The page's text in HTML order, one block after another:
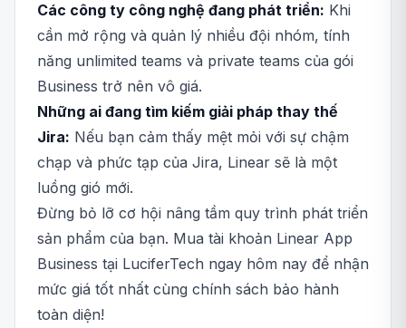
Các công ty công nghệ đang phát triển: Khi
cần mở rộng và quản lý nhiều đội nhóm, tính
năng unlimited teams và private teams của gói
Business trở nên vô giá.
Những ai đang tìm kiếm giải pháp thay thế
Jira: Nếu bạn cảm thấy mệt mỏi với sự chậm
chạp và phức tạp của Jira, Linear sẽ là một
luồng gió mới.
Đừng bỏ lỡ cơ hội nâng tầm quy trình phát triển
sản phẩm của bạn. Mua tài khoản Linear App
Business tại LuciferTech ngay hôm nay để nhận
mức giá tốt nhất cùng chính sách bảo hành
toàn diện!